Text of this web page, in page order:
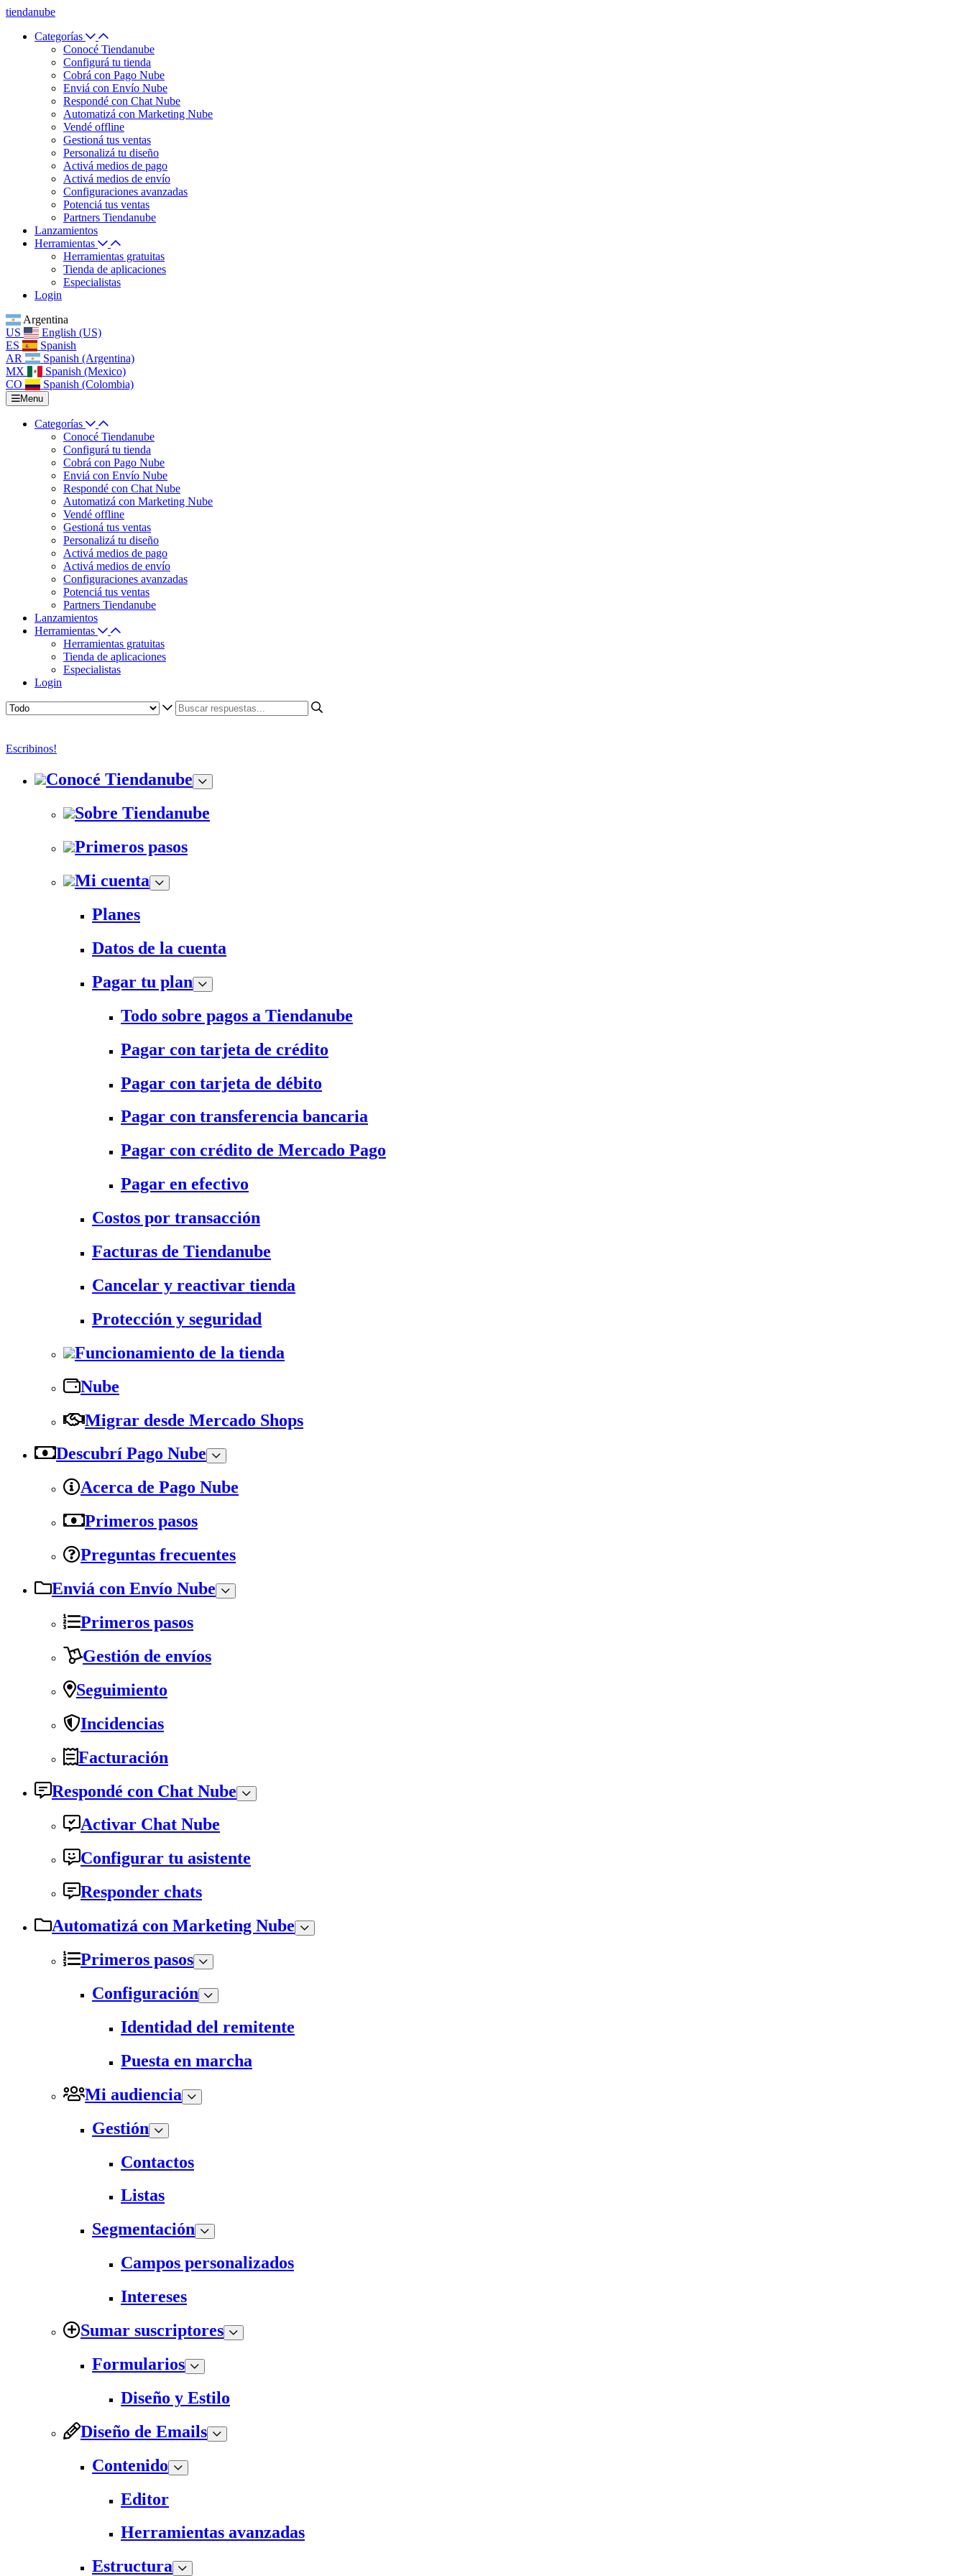
tiendanube
Categorías
Conocé Tiendanube
Configurá tu tienda
Cobrá con Pago Nube
Enviá con Envío Nube
Respondé con Chat Nube
Automatizá con Marketing Nube
Vendé offline
Gestioná tus ventas
Personalizá tu diseño
Activá medios de pago
Activá medios de envío
Configuraciones avanzadas
Potenciá tus ventas
Partners Tiendanube
Lanzamientos
Herramientas
Herramientas gratuitas
Tienda de aplicaciones
Especialistas
Login
Argentina
US
English (US)
ES
Spanish
AR
Spanish (Argentina)
MX
Spanish (Mexico)
CO
Spanish (Colombia)
Menu
Categorías
Conocé Tiendanube
Configurá tu tienda
Cobrá con Pago Nube
Enviá con Envío Nube
Respondé con Chat Nube
Automatizá con Marketing Nube
Vendé offline
Gestioná tus ventas
Personalizá tu diseño
Activá medios de pago
Activá medios de envío
Configuraciones avanzadas
Potenciá tus ventas
Partners Tiendanube
Lanzamientos
Herramientas
Herramientas gratuitas
Tienda de aplicaciones
Especialistas
Login
Escribinos!
Conocé Tiendanube
Sobre Tiendanube
Primeros pasos
Mi cuenta
Planes
Datos de la cuenta
Pagar tu plan
Todo sobre pagos a Tiendanube
Pagar con tarjeta de crédito
Pagar con tarjeta de débito
Pagar con transferencia bancaria
Pagar con crédito de Mercado Pago
Pagar en efectivo
Costos por transacción
Facturas de Tiendanube
Cancelar y reactivar tienda
Protección y seguridad
Funcionamiento de la tienda
Nube
Migrar desde Mercado Shops
Descubrí Pago Nube
Acerca de Pago Nube
Primeros pasos
Preguntas frecuentes
Enviá con Envío Nube
Primeros pasos
Gestión de envíos
Seguimiento
Incidencias
Facturación
Respondé con Chat Nube
Activar Chat Nube
Configurar tu asistente
Responder chats
Automatizá con Marketing Nube
Primeros pasos
Configuración
Identidad del remitente
Puesta en marcha
Mi audiencia
Gestión
Contactos
Listas
Segmentación
Campos personalizados
Intereses
Sumar suscriptores
Formularios
Diseño y Estilo
Diseño de Emails
Contenido
Editor
Herramientas avanzadas
Estructura